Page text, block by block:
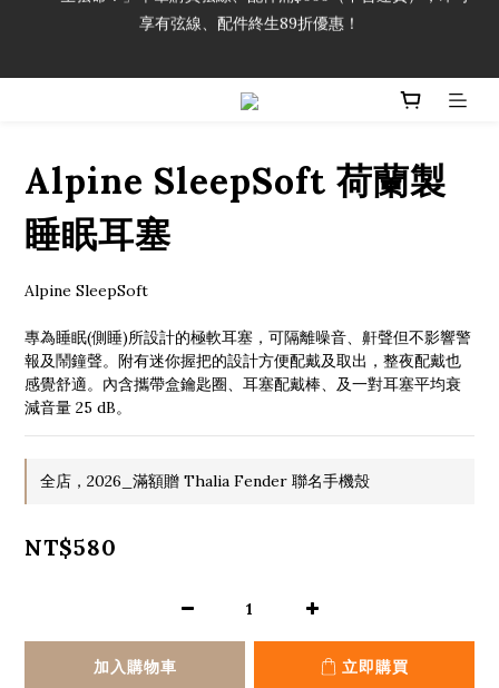
「一生弦命！」單筆購買弦線、配件滿$999（不含運費），即可
享有弦線、配件終生89折優惠！
享有弦線、配件終生89折優惠！
Alpine SleepSoft 荷蘭製
睡眠耳塞
Alpine SleepSoft
專為睡眠(側睡)所設計的極軟耳塞，可隔離噪音、鼾聲但不影響警
報及鬧鐘聲。附有迷你握把的設計方便配戴及取出，整夜配戴也
感覺舒適。內含攜帶盒鑰匙圈、耳塞配戴棒、及一對耳塞平均衰
減音量 25 dB。
全店，2026_滿額贈 Thalia Fender 聯名手機殼
NT$580
加入購物車 立即購買